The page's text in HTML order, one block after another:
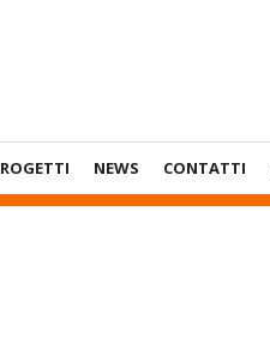
NEWS CONTATTI